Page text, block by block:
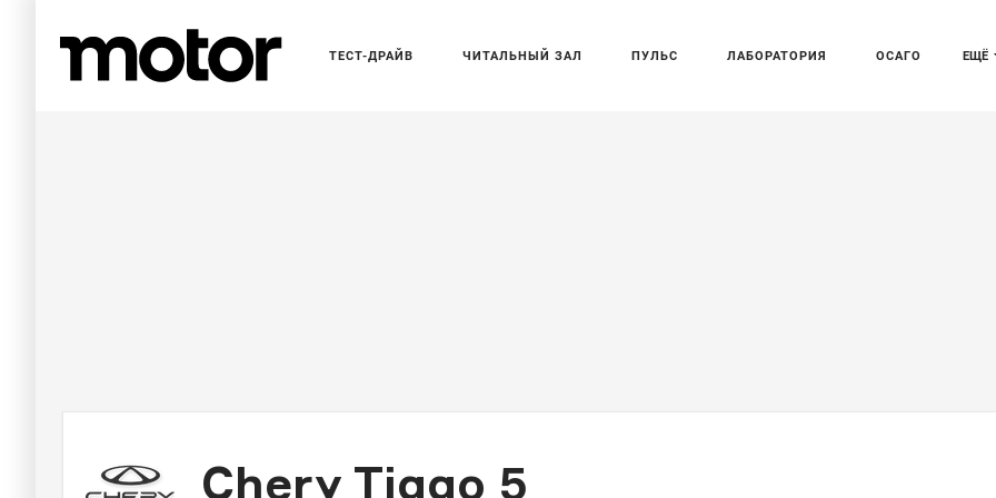
ЕЩЁ
ТЕСТ-ДРАЙВ ЧИТАЛЬНЫЙ ЗАЛ ПУЛЬС ЛАБОРАТОРИЯ ОСАГО
Chery Tiggo 5